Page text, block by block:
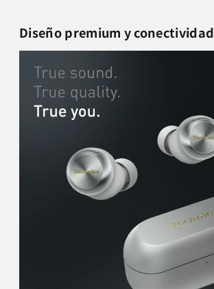
Diseño premium y conectividad